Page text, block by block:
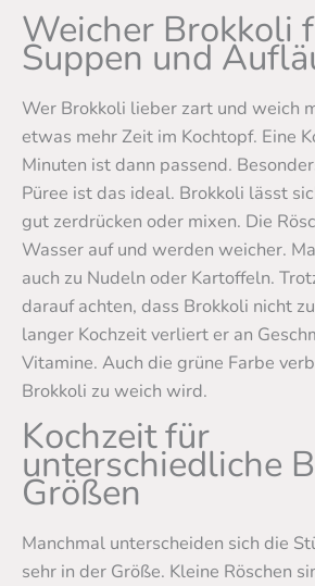
Weicher Brokkoli
Suppen und
Wer Brokkoli lieber zart und weich
etwas mehr Zeit im Kochtopf. Eine
Minuten ist dann passend.
Püree ist das ideal. Brokkoli lässt
gut zerdrücken oder mixen. Die
Wasser auf und werden weicher.
auch zu Nudeln oder Kartoffeln.
darauf achten, dass Brokkoli nicht
langer Kochzeit verliert er an
Vitamine. Auch die grüne Farbe
Brokkoli zu weich wird.
Kochzeit für
unterschiedliche
Größen
Manchmal unterscheiden sich die
sehr in der Größe. Kleine Röschen